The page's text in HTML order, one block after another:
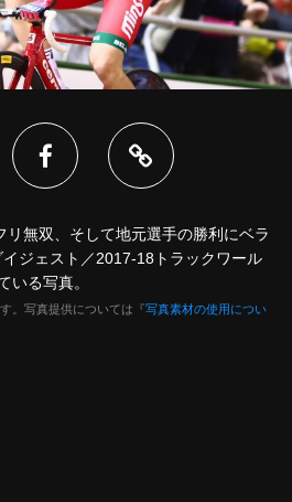
リ無双、そして地元選手の勝利にベラ
ジェスト／2017-18トラックワール
いる写真。
。写真提供については『写真素材の使用につい